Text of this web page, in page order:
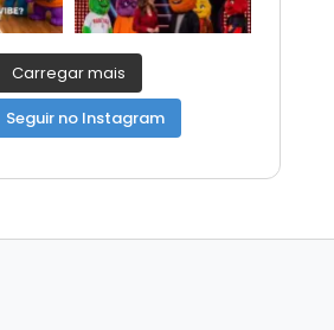
Carregar mais
Seguir no Instagram